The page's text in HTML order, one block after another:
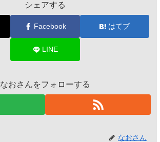
シェアする
Facebook はてブ
LINE
なおさんをフォローする
なおさん